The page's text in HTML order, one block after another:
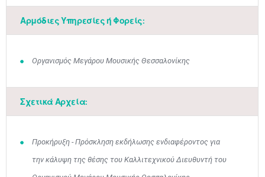
Αρμόδιες Υπηρεσίες ή Φορείς:
Οργανισμός Μεγάρου Μουσικής Θεσσαλονίκης
Σχετικά Αρχεία:
Προκήρυξη - Πρόσκληση εκδήλωσης ενδιαφέροντος για
την κάλυψη της θέσης του Καλλιτεχνικού Διευθυντή του